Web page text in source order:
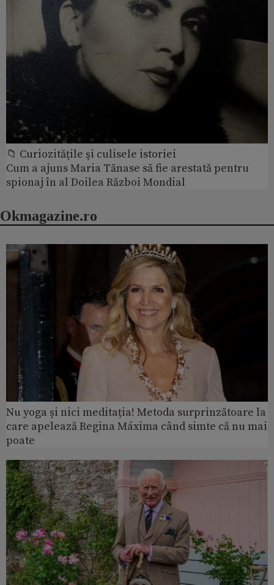
📁 Curiozităţile şi culisele istoriei
Cum a ajuns Maria Tănase să fie arestată pentru
spionaj în al Doilea Război Mondial
Okmagazine.ro
Nu yoga și nici meditația! Metoda surprinzătoare la
care apelează Regina Máxima când simte că nu mai
poate